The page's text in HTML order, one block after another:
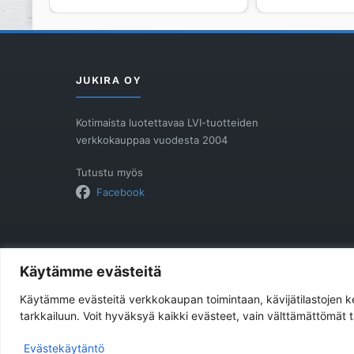
Käytämme evästeitä
Käytämme evästeitä verkkokaupan toimintaan, kävijätilastojen
tarkkailuun. Voit hyväksyä kaikki evästeet, vain välttämättömät
Evästekäytäntö
RST
75
JUKIRA OY
Kotimaista luotettavaa LVI-tuotteiden
verkkokauppaa vuodesta 2004
Tutustu myös
Facebook